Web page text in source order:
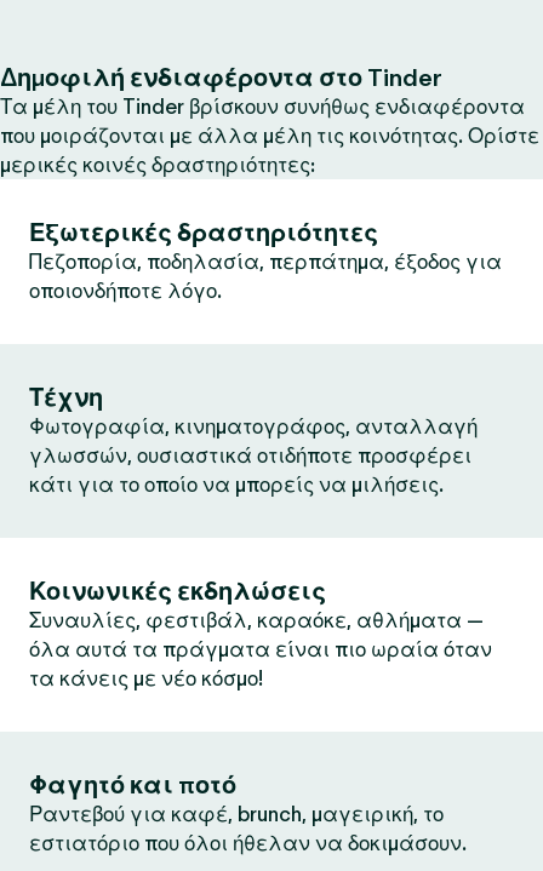
Δημοφιλή ενδιαφέροντα στο Tinder
Τα μέλη του Tinder βρίσκουν συνήθως ενδιαφέροντα
που μοιράζονται με άλλα μέλη τις κοινότητας. Ορίστε
μερικές κοινές δραστηριότητες:
Εξωτερικές δραστηριότητες
Πεζοπορία, ποδηλασία, περπάτημα, έξοδος για
οποιονδήποτε λόγο.
Τέχνη
Φωτογραφία, κινηματογράφος, ανταλλαγή
γλωσσών, ουσιαστικά οτιδήποτε προσφέρει
κάτι για το οποίο να μπορείς να μιλήσεις.
Κοινωνικές εκδηλώσεις
Συναυλίες, φεστιβάλ, καραόκε, αθλήματα —
όλα αυτά τα πράγματα είναι πιο ωραία όταν
τα κάνεις με νέο κόσμο!
Φαγητό και ποτό
Ραντεβού για καφέ, brunch, μαγειρική, το
εστιατόριο που όλοι ήθελαν να δοκιμάσουν.